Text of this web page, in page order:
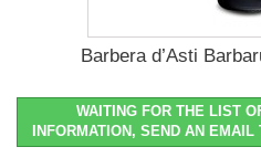
Barbera d’Asti
WAITING FOR THE LIST
INFORMATION, SEND AN